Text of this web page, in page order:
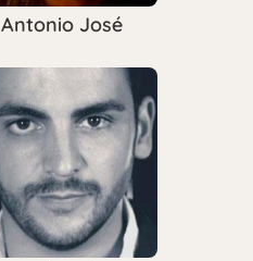
Antonio José